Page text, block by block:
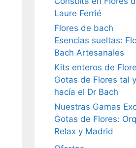
Laure Ferrié
Flores de bach
Esencias sueltas:
Bach Artesanales
Kits enteros de
Gotas de Flores tal
hacía el Dr Bach
Nuestras Gamas
Gotas de Flores:
Relax y Madrid